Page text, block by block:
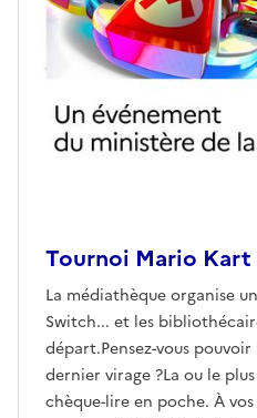
Tournoi Mario Kart
La médiathèque organise
Switch... et les
départ.Pensez-vous
dernier virage ?La ou le
chèque-lire en poche. À